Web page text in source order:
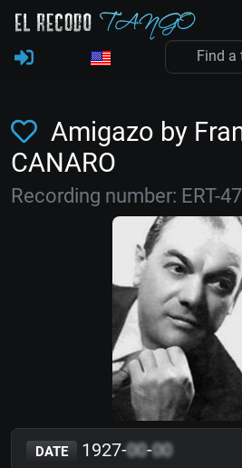
Amigazo by
CANARO
Recording number: ERT-
DATE 1927-00-00